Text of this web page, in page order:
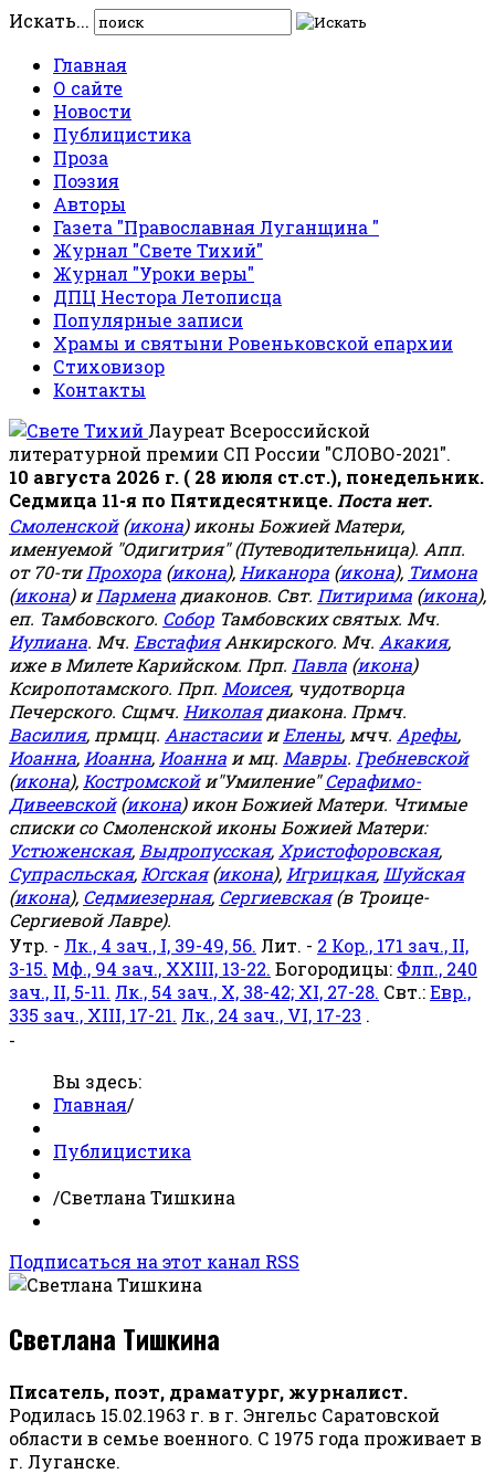
Искать...
Главная
О сайте
Новости
Публицистика
Проза
Поэзия
Авторы
Газета "Православная Луганщина "
Журнал "Свете Тихий"
Журнал "Уроки веры"
ДПЦ Нестора Летописца
Популярные записи
Храмы и святыни Ровеньковской епархии
Стиховизор
Контакты
Лауреат Всероссийской
литературной премии СП России "СЛОВО-2021".
10 августа 2026 г. ( 28 июля ст.ст.), понедельник.
Седмица 11-я по Пятидесятнице. Поста нет.
Смоленской(икона) иконы Божией Матери,
именуемой "Одигитрия" (Путеводительница). Апп.
от 70-тиПрохора (икона), Никанора (икона), Тимона
(икона) иПармена диаконов. Свт. Питирима (икона),
еп. Тамбовского. Собор Тамбовских святых. Мч.
Иулиана. Мч. ЕвстафияАнкирского. Мч. Акакия,
иже в Милете Карийском. Прп. Павла (икона)
Ксиропотамского. Прп. Моисея, чудотворца
Печерского. Сщмч. Николаядиакона. Прмч.
Василия, прмцц. АнастасиииЕлены, мчч. Арефы,
Иоанна, Иоанна, Иоанна и мц. Мавры. Гребневской
(икона), Костромскойи"Умиление"Серафимо-
Дивеевской(икона) икон Божией Матери. Чтимые
списки со Смоленской иконы Божией Матери:
Устюженская, Выдропусская, Христофоровская,
Супрасльская, Югская(икона), Игрицкая, Шуйская
(икона), Седмиезерная, Сергиевская(в Троице-
Сергиевой Лавре).
Утр. - Лк., 4 зач., I, 39-49, 56. Лит. - 2 Кор., 171 зач., II,
3-15. Мф., 94 зач., XXIII, 13-22. Богородицы: Флп., 240
зач., II, 5-11. Лк., 54 зач., X, 38-42; XI, 27-28. Свт.:Евр.,
335 зач., XIII, 17-21. Лк., 24 зач., VI, 17-23 .
-
Вы здесь:
Главная/
Публицистика
/Светлана Тишкина
Подписаться на этот канал RSS
Светлана Тишкина
Писатель, поэт, драматург, журналист.
Родилась 15.02.1963 г. в г. Энгельс Саратовской
области в семье военного. С 1975 года проживает в
г. Луганске.